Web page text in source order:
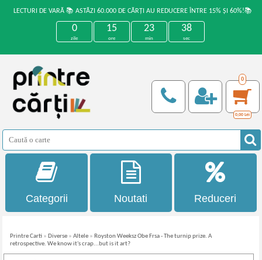
LECTURI DE VARĂ 📚 ASTĂZI 60.000 DE CĂRȚI AU REDUCERE ÎNTRE 15% ȘI 60%!📚
0
zile
15
ore
23
min
38
sec
0
0,00 Lei
Categorii Noutati Reduceri
Printre Carti » Diverse »Altele » Royston Weeksz Obe Frsa - The turnip prize. A
retrospective. We know it's crap...but is it art?